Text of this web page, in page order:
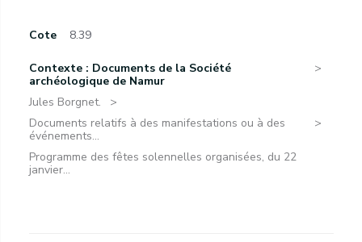
Cote 8.39
Contexte : Documents de la Société
archéologique de Namur
Jules Borgnet.
Documents relatifs à des manifestations ou à des
événements...
Programme des fêtes solennelles organisées, du 22
janvier...